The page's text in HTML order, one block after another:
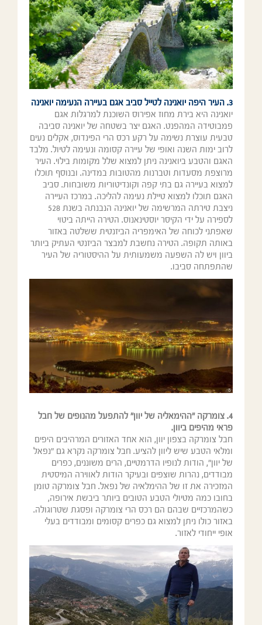
3. העיר היפה יואנינה לטייל סביב אגם בעיירה הנעימה יואנינה
יואנינה היא בירת מחוז אפירוס השוכנת למרגלות אגם
פמבוטידה המהפנט. האגם יצר בשטחה של יואנינה סביבה
טבעית עוצרת נשימה על רקע רכס הרי הפינדוס, אקלים נעים
לרוב ימות השנה ואופי של עיירה קסומה ונעימה לטיול. מלבד
האגם והטבע ביואנינה ניתן למצוא שלל מקומות בילוי. העיר
מרוצפת מסעדות וטברנות מהטובות במדינה. ובנוסף תוכלו
למצוא בעיירה גם בתי קפה וקונדיטוריות משובחות. סביב
האגם תוכלו למצוא טיילת נעימה להליכה. במרכז העיירה
ניצבת טירתה המרשימה של יואנינה הנבנתה בשנת 528
לספירה על ידי הקיסר יוסטינאנוס. הטירה הייתה ביטוי
שאפתני לכוחה של האימפריה הביזנטית ששלטה באזור
באותה תקופה. הטירה נחשבת למבצר הביזנטי העתיק ביותר
ביוון ויש לה השפעה משמעותית על ההיסטוריה של העיר
שהתפתחה סביבו.
4. צומרקה "ההימאליה של יוון" להתפעל מהנופים של חבל
פראי מהיפים ביוון.
חבל צומרקה בצפון יוון, הוא אחד האזורים המרהיבים היפים
ומלאי הטבע שיש ליוון להציע. חבל צומרקה נקרא גם "נפאל
של יוון", הודות לנופיו הדרמטיים, הרים משוננים, כפרים
מבודדים, נהרות שוצפים ובעיקר הודות לאווירה המיסטית
המזכירה את זו של ההימלאיה של נפאל. חבל צומרקה טומן
בחובו כמה מטיולי הטבע הטובים ביותר ביבשת אירופה,
כשהמרכזיים שבהם הם רכס הרי צומרקה ופסגת שטרוגולה.
באזור כולו ניתן למצוא גם כפרים קסומים ומבודדים בעלי
אופי ייחודי לאזור.